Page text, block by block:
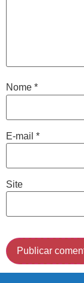
Nome *
E-mail *
Site
avaliação